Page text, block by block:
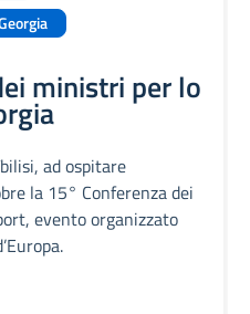
ministri per lo
ad ospitare
la 15° Conferenza dei
evento organizzato